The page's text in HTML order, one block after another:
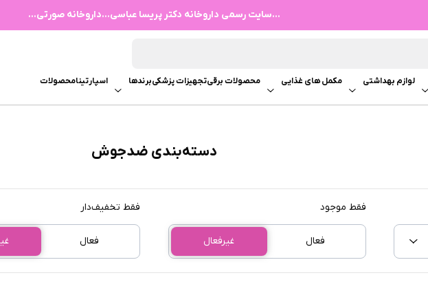
...سایت رسمی داروخانه دکتر پریسا عباسی...داروخانه صورتی...
لوازم بهداشتی مکمل های غذایی محصولات برقیتجهیزات پزشکیبرندها اسپارتینامحصولات
دسته‌بندی ضدجوش
فقط موجود
فعال غیرفعال
فقط تخفیف‌دار
فعال